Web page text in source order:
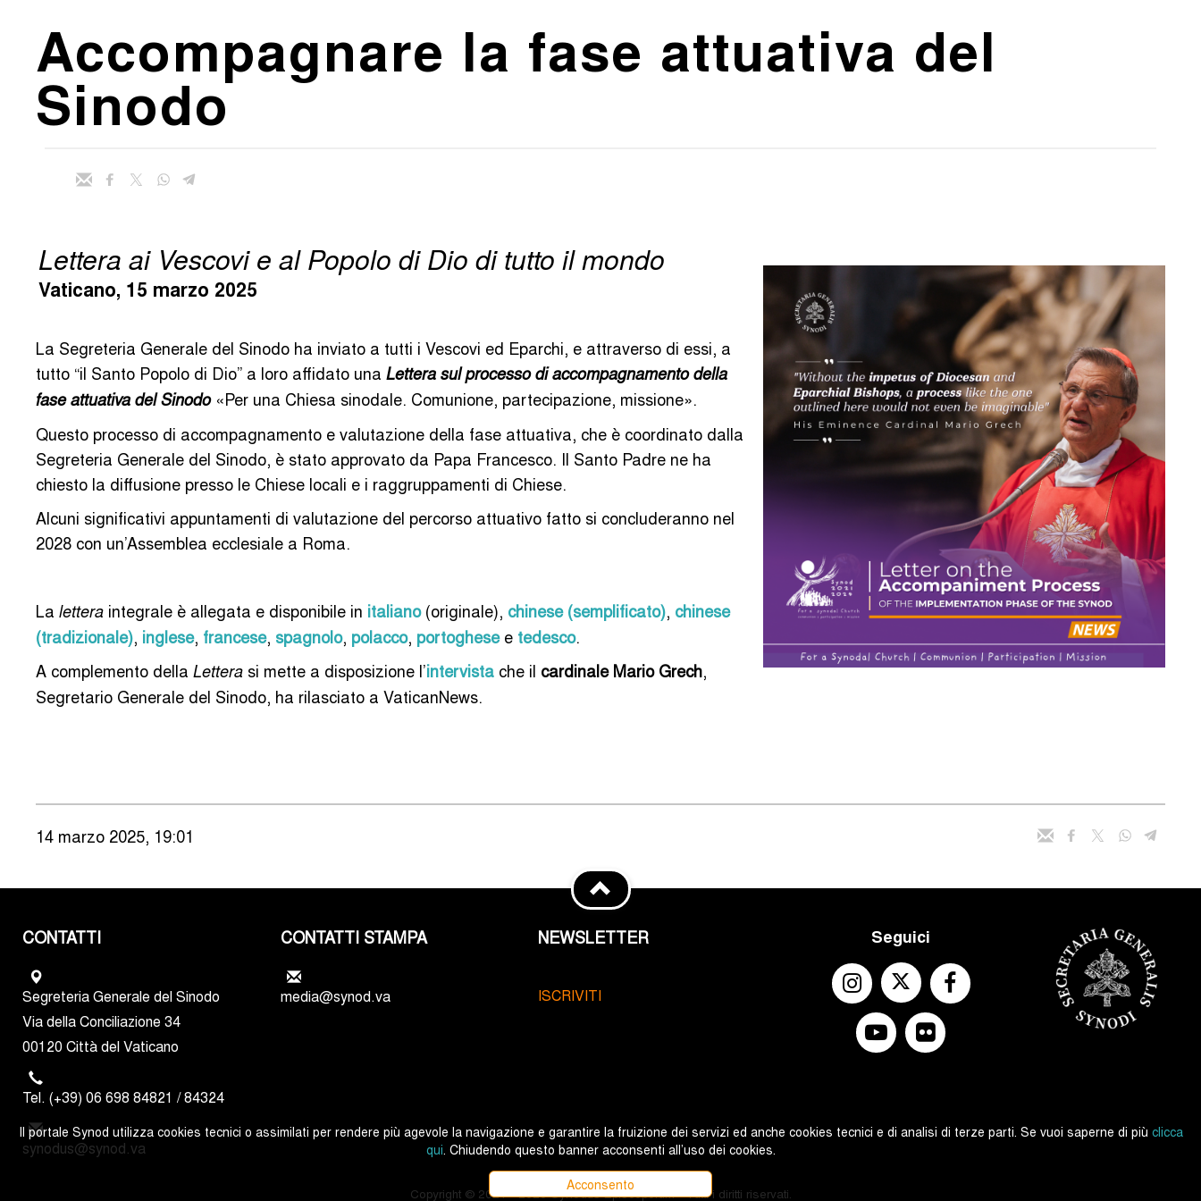
Accompagnare la fase attuativa del
Sinodo
Lettera ai Vescovi e al Popolo di Dio di tutto il mondo
Vaticano, 15 marzo 2025
La Segreteria Generale del Sinodo ha inviato a tutti i Vescovi ed Eparchi, e attraverso di essi, a
tutto “il Santo Popolo di Dio” a loro affidato una Lettera sul processo di accompagnamento della
fase attuativa del Sinodo«Per una Chiesa sinodale. Comunione, partecipazione, missione».
Questo processo di accompagnamento e valutazione della fase attuativa, che è coordinato dalla
Segreteria Generale del Sinodo, è stato approvato da Papa Francesco. Il Santo Padre ne ha
chiesto la diffusione presso le Chiese locali e i raggruppamenti di Chiese.
Alcuni significativi appuntamenti di valutazione del percorso attuativo fatto si concluderanno nel
2028 con un’Assemblea ecclesiale a Roma.
La lettera integrale è allegata e disponibile in italiano(originale), chinese (semplificato), chinese
(tradizionale), inglese, francese, spagnolo, polacco, portoghese e tedesco.
A complemento della Lettera si mette a disposizione l’intervista che il cardinale Mario Grech,
Segretario Generale del Sinodo, ha rilasciato a VaticanNews.
14 marzo 2025, 19:01
CONTATTI
Segreteria Generale del Sinodo
Via della Conciliazione 34
00120 Città del Vaticano
Tel. (+39) 06 698 84821 / 84324
synodus@synod.va
CONTATTI STAMPA
media@synod.va
NEWSLETTER
ISCRIVITI
Seguici
Copyright © 2021 - 2026 Synodus Episcoporum - Tutti i diritti riservati.
Il portale Synod utilizza cookies tecnici o assimilati per rendere più agevole la navigazione e garantire la fruizione dei servizi ed anche cookies tecnici e di analisi di terze parti. Se vuoi saperne di più clicca
qui. Chiudendo questo banner acconsenti all’uso dei cookies.
Acconsento